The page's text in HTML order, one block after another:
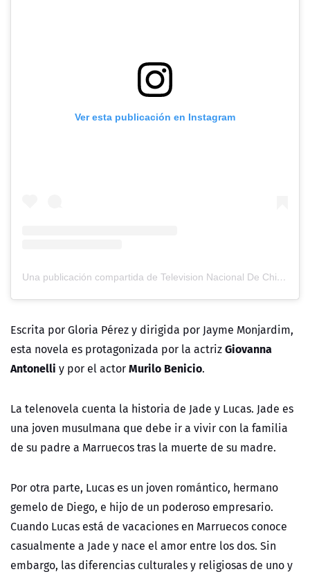
Ver esta publicación en Instagram
Una publicación compartida de Television Nacional De Chile (@tvn)
Escrita por Gloria Pérez y dirigida por Jayme Monjardim,
esta novela es protagonizada por la actrizGiovanna
Antonelli y por el actorMurilo Benicio.
La telenovela cuenta la historia de Jade y Lucas. Jade es
una joven musulmana que debe ir a vivir con la familia
de su padre a Marruecos tras la muerte de su madre.
Por otra parte, Lucas es un joven romántico, hermano
gemelo de Diego, e hijo de un poderoso empresario.
Cuando Lucas está de vacaciones en Marruecos conoce
casualmente a Jade y nace el amor entre los dos. Sin
embargo, las diferencias culturales y religiosas de uno y